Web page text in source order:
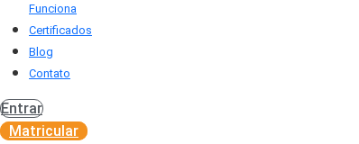
Funciona
Certificados
Blog
Contato
Entrar
Matricular